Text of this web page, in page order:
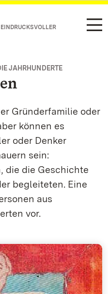
JAHRHUNDERTE
Gründerfamilie oder
können es
oder Denker
sein:
die die Geschichte
begleiteten. Eine
aus
vor.